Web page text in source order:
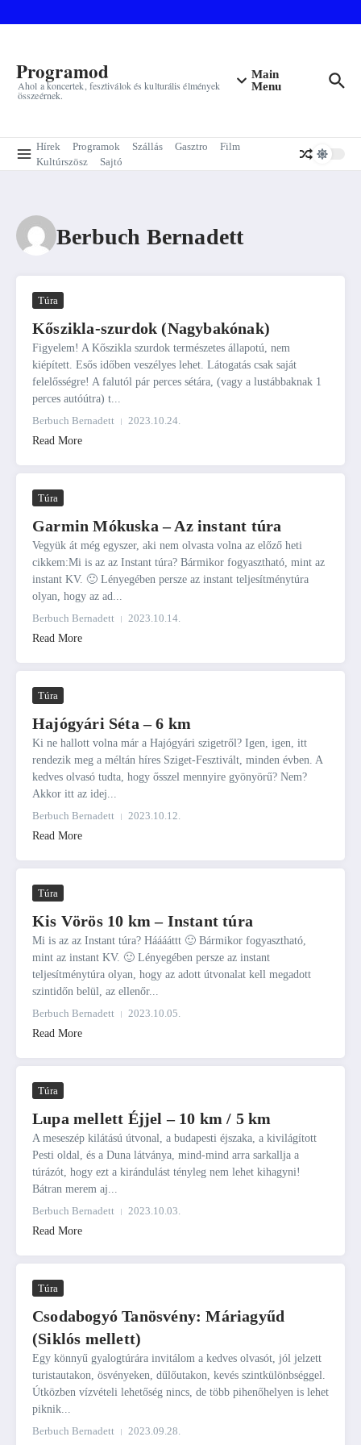
Programod
Ahol a koncertek, fesztiválok és kulturális élmények
összeérnek.
Main
Menu
Hírek Programok Szállás Gasztro
Film
Kultúrszösz
Sajtó
Berbuch Bernadett
Túra
Kőszikla-szurdok (Nagybakónak)
Figyelem! A Kőszikla szurdok természetes állapotú, nem
kiépített. Esős időben veszélyes lehet. Látogatás csak saját
felelősségre! A falutól pár perces sétára, (vagy a lustábbaknak 1
perces autóútra) t...
Berbuch Bernadett
2023.10.24.
Read More
Túra
Garmin Mókuska – Az instant túra
Vegyük át még egyszer, aki nem olvasta volna az előző heti
cikkem:Mi is az az Instant túra? Bármikor fogyasztható, mint az
instant KV. 🙂 Lényegében persze az instant teljesítménytúra
olyan, hogy az ad...
Berbuch Bernadett
2023.10.14.
Read More
Túra
Hajógyári Séta – 6 km
Ki ne hallott volna már a Hajógyári szigetről? Igen, igen, itt
rendezik meg a méltán híres Sziget-Fesztivált, minden évben. A
kedves olvasó tudta, hogy ősszel mennyire gyönyörű? Nem?
Akkor itt az idej...
Berbuch Bernadett
2023.10.12.
Read More
Túra
Kis Vörös 10 km – Instant túra
Mi is az az Instant túra? Hááááttt 🙂 Bármikor fogyasztható,
mint az instant KV. 🙂 Lényegében persze az instant
teljesítménytúra olyan, hogy az adott útvonalat kell megadott
szintidőn belül, az ellenőr...
Berbuch Bernadett
2023.10.05.
Read More
Túra
Lupa mellett Éjjel – 10 km / 5 km
A meseszép kilátású útvonal, a budapesti éjszaka, a kivilágított
Pesti oldal, és a Duna látványa, mind-mind arra sarkallja a
túrázót, hogy ezt a kirándulást tényleg nem lehet kihagyni!
Bátran merem aj...
Berbuch Bernadett
2023.10.03.
Read More
Túra
Csodabogyó Tanösvény: Máriagyűd
(Siklós mellett)
Egy könnyű gyalogtúrára invitálom a kedves olvasót, jól jelzett
turistautakon, ösvényeken, dűlőutakon, kevés szintkülönbséggel.
Útközben vízvételi lehetőség nincs, de több pihenőhelyen is lehet
piknik...
Berbuch Bernadett
2023.09.28.